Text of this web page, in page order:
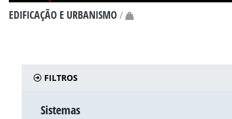
EDIFICAÇÃO E URBANISMO /
FILTROS
Sistemas